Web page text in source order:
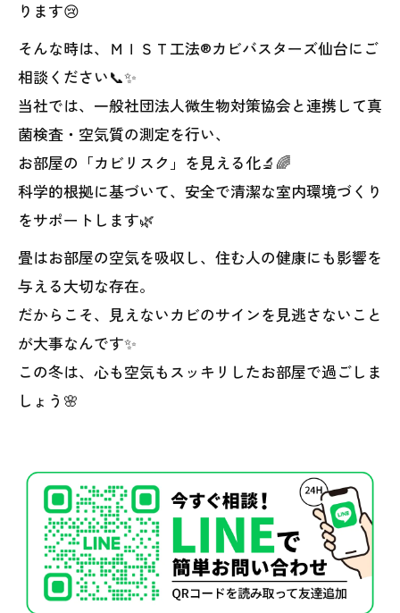
ります😢
そんな時は、ＭＩＳＴ工法®カビバスターズ仙台にご
相談ください📞✨
当社では、一般社団法人微生物対策協会と連携して真
菌検査・空気質の測定を行い、
お部屋の「カビリスク」を見える化🔬🌈
科学的根拠に基づいて、安全で清潔な室内環境づくり
をサポートします🌿
畳はお部屋の空気を吸収し、住む人の健康にも影響を
与える大切な存在。
だからこそ、見えないカビのサインを見逃さないこと
が大事なんです✨
この冬は、心も空気もスッキリしたお部屋で過ごしま
しょう🌸